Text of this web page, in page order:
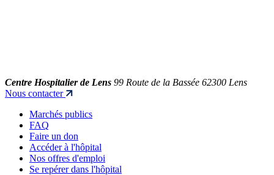
Centre Hospitalier de Lens 99 Route de la Bassée 62300 Lens
Nous contacter
Marchés publics
FAQ
Faire un don
Accéder à l'hôpital
Nos offres d'emploi
Se repérer dans l'hôpital